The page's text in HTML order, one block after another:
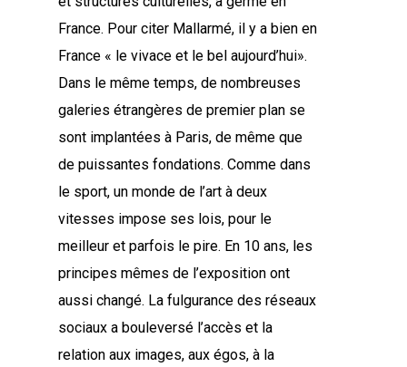
France. Pour citer Mallarmé, il y a bien en
France « le vivace et le bel aujourd’hui».
Dans le même temps, de nombreuses
galeries étrangères de premier plan se
sont implantées à Paris, de même que
de puissantes fondations. Comme dans
le sport, un monde de l’art à deux
vitesses impose ses lois, pour le
meilleur et parfois le pire. En 10 ans, les
principes mêmes de l’exposition ont
aussi changé. La fulgurance des réseaux
sociaux a bouleversé l’accès et la
relation aux images, aux égos, à la